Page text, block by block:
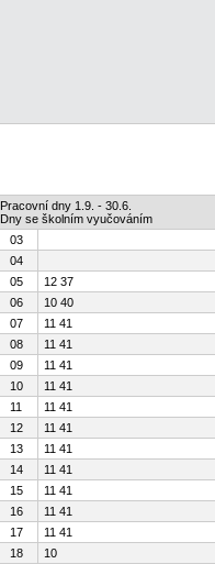
Pracovní dny 1.9. - 30.6.
Dny se školním vyučováním
03
04
05
12 37
06
10 40
07
11 41
08
11 41
09
11 41
10
11 41
11
11 41
12
11 41
13
11 41
14
11 41
15
11 41
16
11 41
17
11 41
18
10